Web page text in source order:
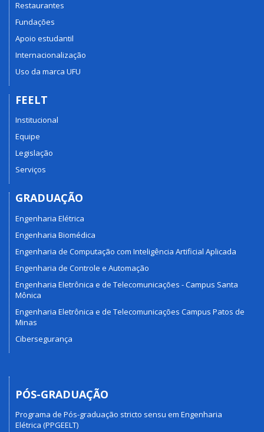
Restaurantes
Fundações
Apoio estudantil
Internacionalização
Uso da marca UFU
FEELT
Institucional
Equipe
Legislação
Serviços
GRADUAÇÃO
Engenharia Elétrica
Engenharia Biomédica
Engenharia de Computação com Inteligência Artificial Aplicada
Engenharia de Controle e Automação
Engenharia Eletrônica e de Telecomunicações - Campus Santa
Mônica
Engenharia Eletrônica e de Telecomunicações Campus Patos de
Minas
Cibersegurança
PÓS-GRADUAÇÃO
Programa de Pós-graduação stricto sensu em Engenharia
Elétrica (PPGEELT)